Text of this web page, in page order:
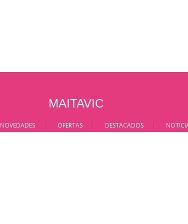
MAITAVIC
NOVEDADES OFERTAS DESTACADOS